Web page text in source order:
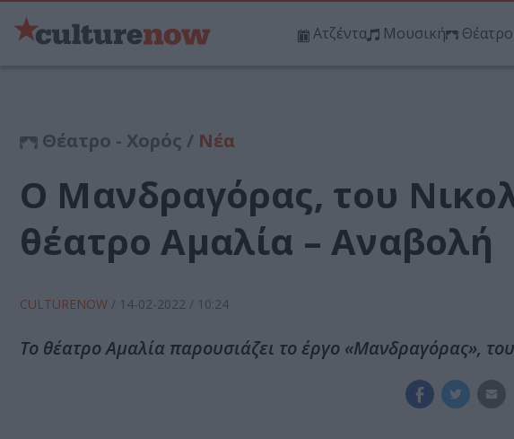
Ατζέντα Μουσική
Θέατρο - Χορός / Νέα
Ο Μανδραγόρας, του
θέατρο Αμαλία – Αναβολή
CULTURENOW / 14-02-2022 / 10:24
Το θέατρο Αμαλία παρουσιάζει το έργο «Μανδραγόρας»,